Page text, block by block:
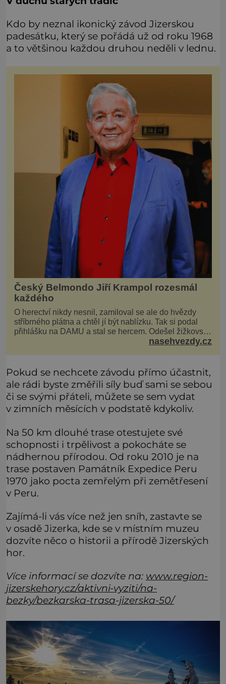
Kdo by neznal ikonický závod Jizerskou
padesátku, který se pořádá už od roku 1968
a to většinou každou druhou neděli v lednu.
Český Belmondo Jiří Krampol rozesmál
každého
O herectví nikdy nesnil, zamiloval se ale do hvězdy
stříbrného plátna a chtěl jí být nablízku. Tak si podal
přihlášku na DAMU a stal se hercem. Odešel žižkovský
matador, který všude rozdával humor, i když jemu
nasehvezdy.cz
Pokud se nechcete závodu přímo účastnit,
ale rádi byste změřili síly buď sami se sebou
či se svými přáteli, můžete se sem vydat
v zimních měsících v podstatě kdykoliv.
Na 50 km dlouhé trase otestujete své
schopnosti i trpělivost a pokocháte se
nádhernou přírodou. Od roku 2010 je na
trase postaven Památník Expedice Peru
1970 jako pocta zemřelým při zemětřesení
v Peru.
Zajímá-li vás více než jen sníh, zastavte se
v osadě Jizerka, kde se v místním muzeu
dozvíte něco o historii a přírodě Jizerských
hor.
Více informací se dozvíte na: www.region-
jizerskehory.cz/aktivni-vyziti/na-
bezky/bezkarska-trasa-jizerska-50/